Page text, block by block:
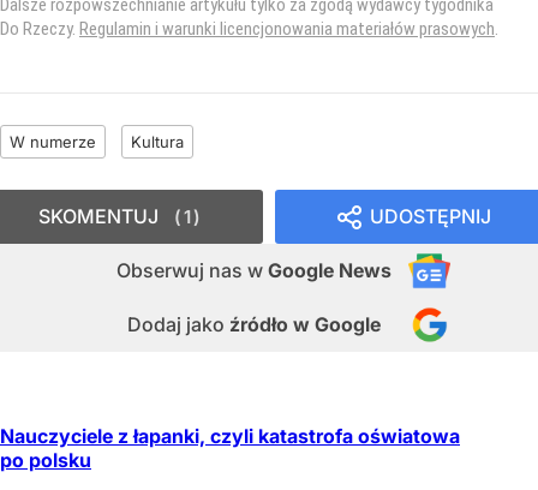
Dalsze rozpowszechnianie artykułu tylko za zgodą wydawcy tygodnika
Do Rzeczy. Regulamin i warunki licencjonowania materiałów prasowych.
W numerze Kultura
UDOSTĘPNIJ
Obserwuj nas w Google News
Dodaj jako źródło w Google
SKOMENTUJ 1
Nauczyciele z łapanki, czyli katastrofa oświatowa
po polsku